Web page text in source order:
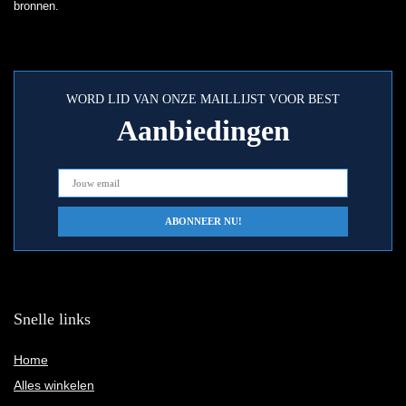
bronnen.
WORD LID VAN ONZE MAILLIJST VOOR BEST
Aanbiedingen
Snelle links
Home
Alles winkelen